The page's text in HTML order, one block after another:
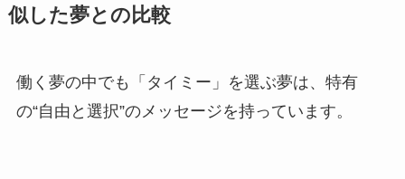
似した夢との比較
働く夢の中でも「タイミー」を選ぶ夢は、特有
の“自由と選択”のメッセージを持っています。